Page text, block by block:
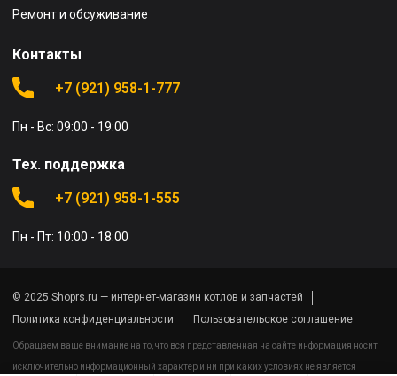
Ремонт и обсуживание
Контакты
+7 (921) 958-1-777
Пн - Вс: 09:00 - 19:00
Тех. поддержка
+7 (921) 958-1-555
Пн - Пт: 10:00 - 18:00
© 2025 Shoprs.ru — интернет-магазин котлов и запчастей
Политика конфиденциальности
Пользовательское соглашение
Обращаем ваше внимание на то, что вся представленная на сайте информация носит
исключительно информационный характер и ни при каких условиях не является